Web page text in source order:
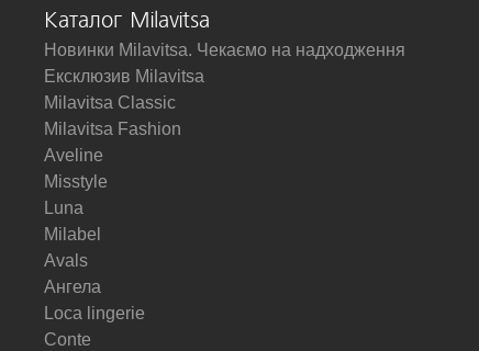
Каталог Milavitsa
Новинки Milavitsa. Чекаємо на надходження
Ексклюзив Milavitsa
Milavitsa Classic
Milavitsa Fashion
Aveline
Misstyle
Luna
Milabel
Avals
Ангела
Loca lingerie
Conte